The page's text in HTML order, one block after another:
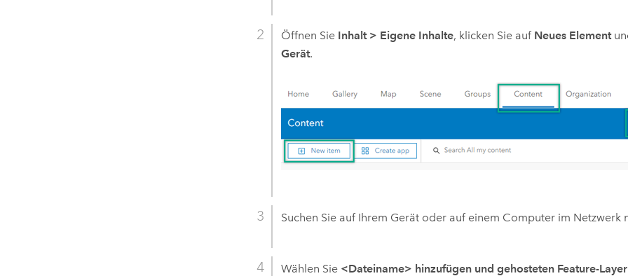
Öffnen Sie Inhalt > Eigene Inhalte, klicken Sie auf Neues Element
Gerät.
Suchen Sie auf Ihrem Gerät oder auf einem Computer im Netzwerk
Wählen Sie <Dateiname> hinzufügen und gehosteten Feature-